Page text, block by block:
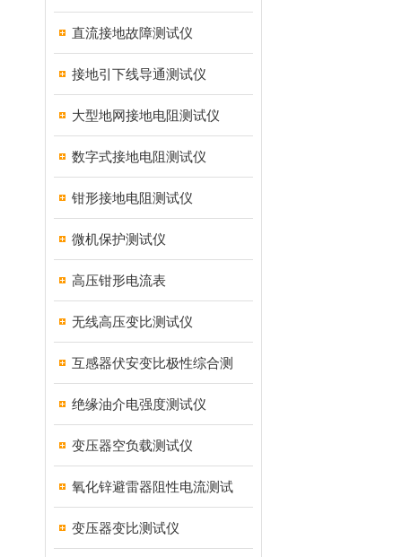
直流接地故障测试仪
接地引下线导通测试仪
大型地网接地电阻测试仪
数字式接地电阻测试仪
钳形接地电阻测试仪
微机保护测试仪
高压钳形电流表
无线高压变比测试仪
互感器伏安变比极性综合测
绝缘油介电强度测试仪
变压器空负载测试仪
氧化锌避雷器阻性电流测试
变压器变比测试仪